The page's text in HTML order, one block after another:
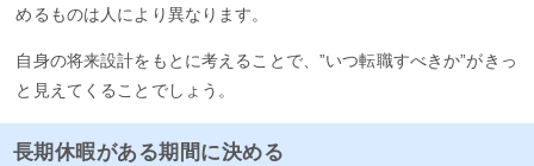
めるものは人により異なります。
自身の将来設計をもとに考えることで、”いつ転職すべきか”がきっ
と見えてくることでしょう。
長期休暇がある期間に決める